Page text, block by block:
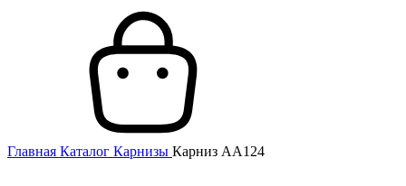
Главная Каталог Карнизы Карниз AA124